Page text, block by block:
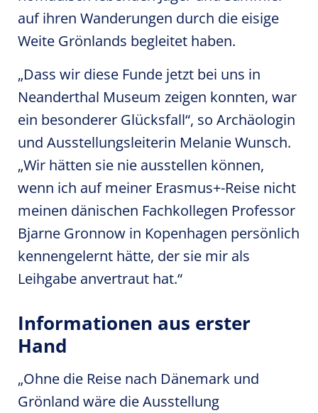
auf ihren Wanderungen durch die eisige
Weite Grönlands begleitet haben.
„Dass wir diese Funde jetzt bei uns in
Neanderthal Museum zeigen konnten, war
ein besonderer Glücksfall“, so Archäologin
und Ausstellungsleiterin Melanie Wunsch.
„Wir hätten sie nie ausstellen können,
wenn ich auf meiner Erasmus+-Reise nicht
meinen dänischen Fachkollegen Professor
Bjarne Gronnow in Kopenhagen persönlich
kennengelernt hätte, der sie mir als
Leihgabe anvertraut hat.“
Informationen aus erster
Hand
„Ohne die Reise nach Dänemark und
Grönland wäre die Ausstellung